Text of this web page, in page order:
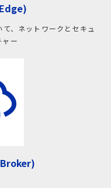
、ネットワークとセキュ
ャー